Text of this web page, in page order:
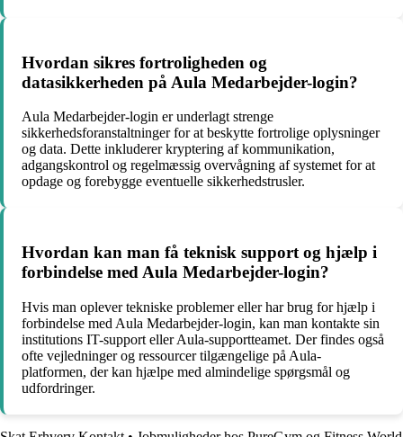
Hvordan sikres fortroligheden og
datasikkerheden på Aula Medarbejder-login?
Aula Medarbejder-login er underlagt strenge
sikkerhedsforanstaltninger for at beskytte fortrolige oplysninger
og data. Dette inkluderer kryptering af kommunikation,
adgangskontrol og regelmæssig overvågning af systemet for at
opdage og forebygge eventuelle sikkerhedstrusler.
Hvordan kan man få teknisk support og hjælp i
forbindelse med Aula Medarbejder-login?
Hvis man oplever tekniske problemer eller har brug for hjælp i
forbindelse med Aula Medarbejder-login, kan man kontakte sin
institutions IT-support eller Aula-supportteamet. Der findes også
ofte vejledninger og ressourcer tilgængelige på Aula-
platformen, der kan hjælpe med almindelige spørgsmål og
udfordringer.